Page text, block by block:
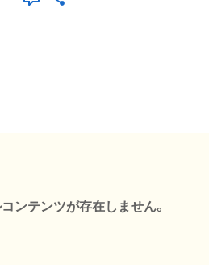
ンテンツが存在しません。